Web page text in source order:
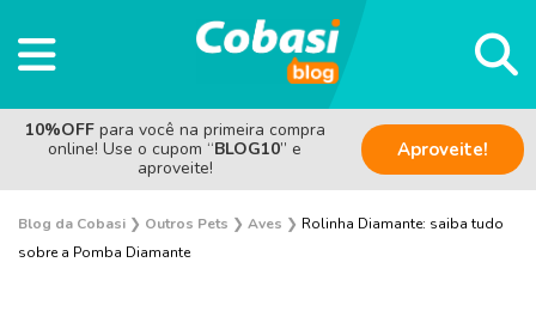
10%OFF para você na primeira compra
online! Use o cupom “BLOG10” e
aproveite!
Aproveite!
Blog da Cobasi ❯ Outros Pets ❯ Aves ❯ Rolinha Diamante: saiba tudo
sobre a Pomba Diamante